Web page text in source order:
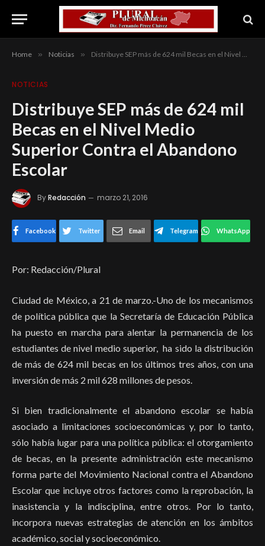
Home » Noticias » Distribuye SEP más de 624 mil Becas en el Nivel Medio Superior Contra el Abandono Escolar
NOTICIAS
Distribuye SEP más de 624 mil
Becas en el Nivel Medio
Superior Contra el Abandono
Escolar
ByRedacción marzo 21, 2016
Facebook Twitter Email Telegram WhatsApp
Por: Redacción/Plural
Ciudad de México, a 21 de marzo.-Uno de los mecanismos
de política pública que la Secretaría de Educación Pública
ha puesto en marcha para alentar la permanencia de los
estudiantes de nivel medio superior, ha sido la distribución
de más de 624 mil becas en los últimos tres años, con una
inversión de más 2 mil 628 millones de pesos.
Si bien tradicionalmente el abandono escolar se había
asociado a limitaciones socioeconómicas y, por lo tanto,
sólo había lugar para una política pública: el otorgamiento
de becas, en la presente administración este mecanismo
forma parte del Movimiento Nacional contra el Abandono
Escolar que incluye otros factores como la reprobación, la
inasistencia y la indisciplina, entre otros. Por lo tanto,
incorpora nuevas estrategias de atención en los ámbitos
académico, social y socioeconómico.